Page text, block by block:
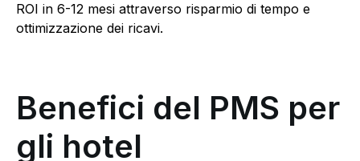
ROI in 6-12 mesi attraverso risparmio di tempo e
ottimizzazione dei ricavi.
Benefici del PMS per
gli hotel